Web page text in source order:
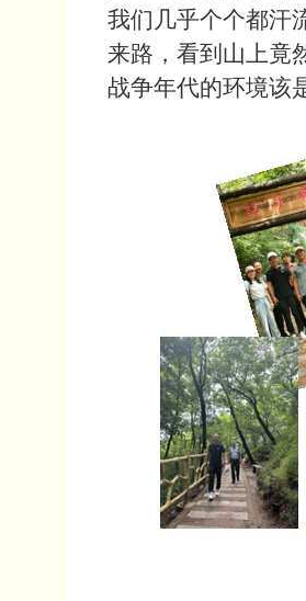
我们几乎个个都汗
来路，看到山上竟
战争年代的环境